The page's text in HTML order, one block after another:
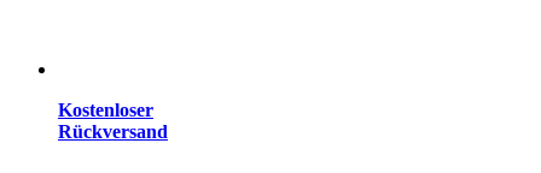
Kostenloser
Rückversand